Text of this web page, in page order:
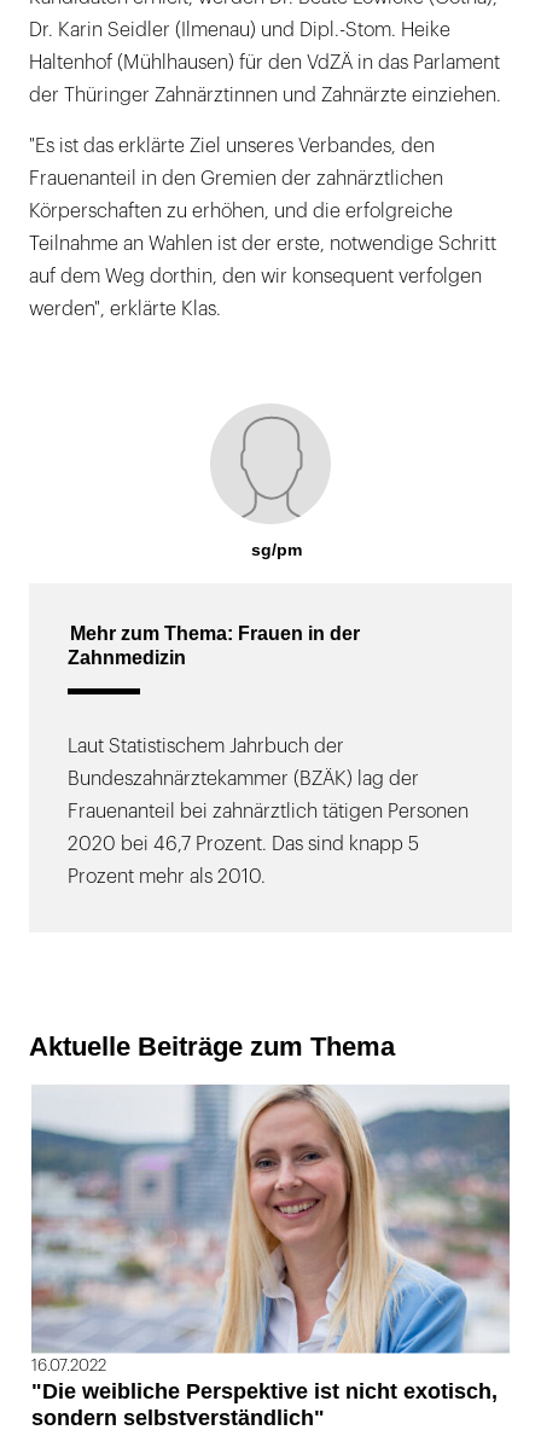
Dr. Karin Seidler (Ilmenau) und Dipl.-Stom. Heike
Haltenhof (Mühlhausen) für den VdZÄ in das Parlament
der Thüringer Zahnärztinnen und Zahnärzte einziehen.
"Es ist das erklärte Ziel unseres Verbandes, den
Frauenanteil in den Gremien der zahnärztlichen
Körperschaften zu erhöhen, und die erfolgreiche
Teilnahme an Wahlen ist der erste, notwendige Schritt
auf dem Weg dorthin, den wir konsequent verfolgen
werden", erklärte Klas.
sg/pm
Mehr zum Thema: Frauen in der
Zahnmedizin
Laut Statistischem Jahrbuch der
Bundeszahnärztekammer (BZÄK) lag der
Frauenanteil bei zahnärztlich tätigen Personen
2020 bei 46,7 Prozent. Das sind knapp 5
Prozent mehr als 2010.
Aktuelle Beiträge zum Thema
16.07.2022
"Die weibliche Perspektive ist nicht exotisch,
sondern selbstverständlich"